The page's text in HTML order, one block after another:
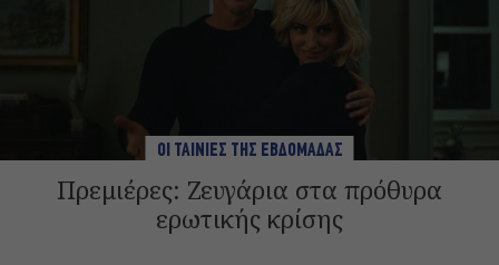
ΟΙ ΤΑΙΝΙΕΣ ΤΗΣ ΕΒΔΟΜΑΔΑΣ
Πρεμιέρες: Ζευγάρια στα πρόθυρα
ερωτικής κρίσης